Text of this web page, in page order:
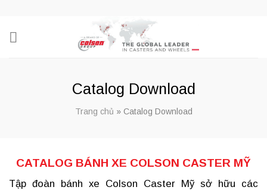
content
Catalog Download
Trang chủ » Catalog Download
CATALOG BÁNH XE COLSON CASTER MỸ
Tập đoàn bánh xe Colson Caster Mỹ sở hữu các